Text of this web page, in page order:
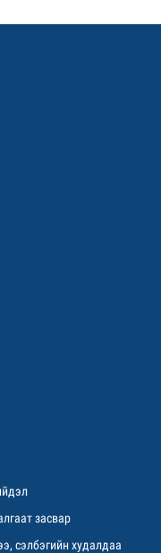
засвар
сэлбэгийн худалдаа